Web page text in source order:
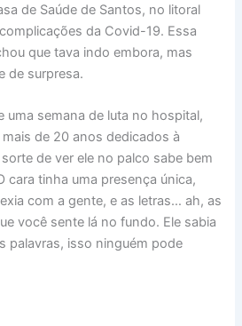
de Saúde de Santos, no litoral
da Covid-19. Essa
que tava indo embora, mas
de surpresa.
uma semana de luta no hospital,
de 20 anos dedicados à
de ver ele no palco sabe bem
cara tinha uma presença única,
com a gente, e as letras… ah, as
você sente lá no fundo. Ele sabia
palavras, isso ninguém pode